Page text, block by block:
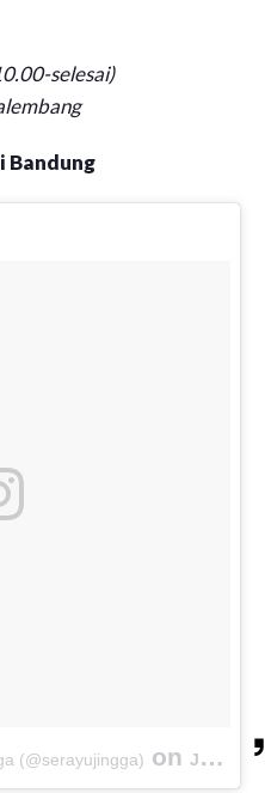
selesai)
Bandung
(@serayujingga) on Jul 27, 2016 at 9:50am PDT